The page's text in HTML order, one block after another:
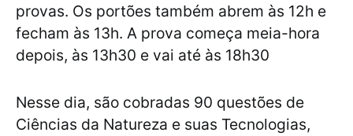
provas. Os portões também abrem às 12h e
fecham às 13h. A prova começa meia-hora
depois, às 13h30 e vai até às 18h30
Nesse dia, são cobradas 90 questões de
Ciências da Natureza e suas Tecnologias,